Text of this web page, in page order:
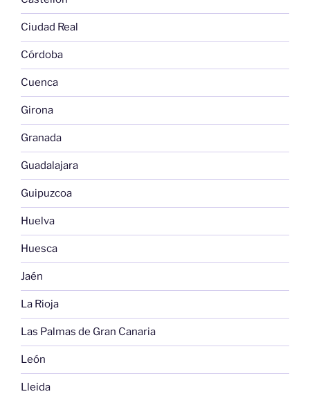
Ciudad Real
Córdoba
Cuenca
Girona
Granada
Guadalajara
Guipuzcoa
Huelva
Huesca
Jaén
La Rioja
Las Palmas de Gran Canaria
León
Lleida